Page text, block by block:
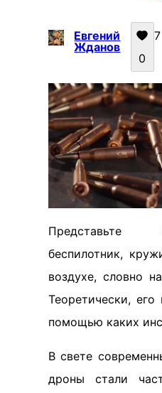
Евгений
Жданов
0
беспилотник,
воздухе, словно
Теоретически,
помощью каких
В свете
дроны стали